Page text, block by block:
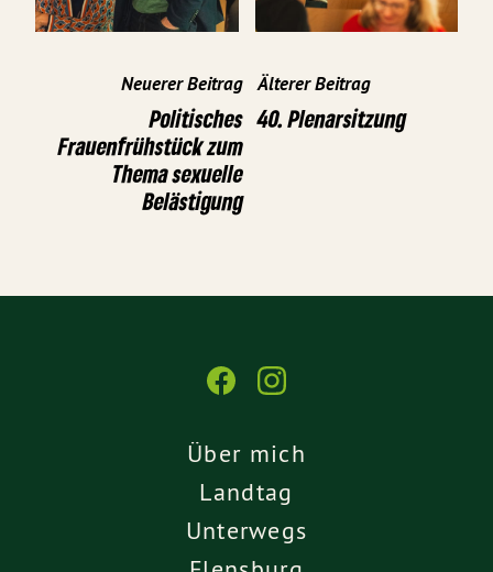
Neuerer Beitrag
Politisches
Frauenfrühstück zum
Thema sexuelle
Belästigung
Älterer Beitrag
40. Plenarsitzung
Über mich
Landtag
Unterwegs